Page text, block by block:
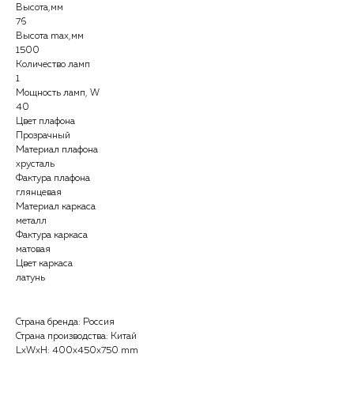
Высота,мм
76
Высота max,мм
1500
Количество ламп
1
Мощность ламп, W
40
Цвет плафона
Прозрачный
Материал плафона
хрусталь
Фактура плафона
глянцевая
Материал каркаса
металл
Фактура каркаса
матовая
Цвет каркаса
латунь
Страна бренда: Россия
Страна производства: Китай
LxWxH: 400x450x750 mm